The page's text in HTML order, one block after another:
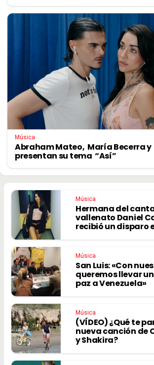
Música
Abraham Mateo, María Becerra y
presentan su tema “Así”
Música
Hermana del
vallenato Daniel
recibió un disparo
Música
San Luis: «Con
queremos llevar
paz a Venezuela»
Música
(VÍDEO) ¿Qué te
nueva canción de
y Shakira?